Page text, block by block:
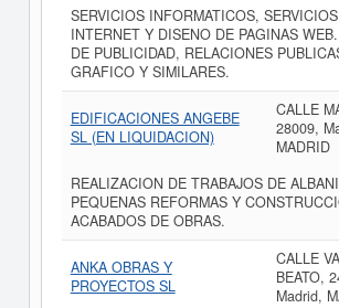
SERVICIOS INFORMATICOS,
INTERNET Y DISENO DE PAGINAS
DE PUBLICIDAD, RELACIONES
GRAFICO Y SIMILARES.
EDIFICACIONES ANGEBE
SL (EN LIQUIDACION)
CALLE
28009,
MADRID
REALIZACION DE TRABAJOS DE
PEQUENAS REFORMAS Y
ACABADOS DE OBRAS.
ANKA OBRAS Y
PROYECTOS SL
CALLE
BEATO,
Madrid,